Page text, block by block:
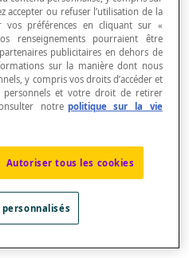
l’on peut rendre plane
plus simples.
développable lorsqu'on
sur un matériau plan et
carton, du tissus, etc. de
de reconstituer le solide
surface cylindrique
accepter ou refuser l’utilisation de la
préférences en cliquant sur «
renseignements pourraient être
publicitaires en dehors de
sur la manière dont nous
y compris vos droits d’accéder et
personnels et votre droit de retirer
notre politique sur la vie
Autoriser tous les cookies